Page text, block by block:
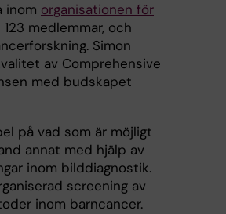
inom organisationen för
medlemmar, och
Simon
av Comprehensive
med budskapet
på vad som är möjligt
annat med hjälp av
inom bilddiagnostik.
screening av
inom barncancer.